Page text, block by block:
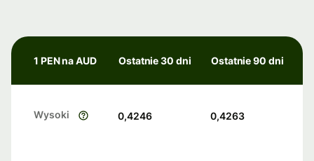
1 PEN na AUD Ostatnie 30 dni Ostatnie 90 dni
Wysoki 0,4246 0,4263